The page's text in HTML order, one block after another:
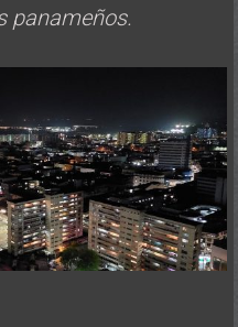
panameños.